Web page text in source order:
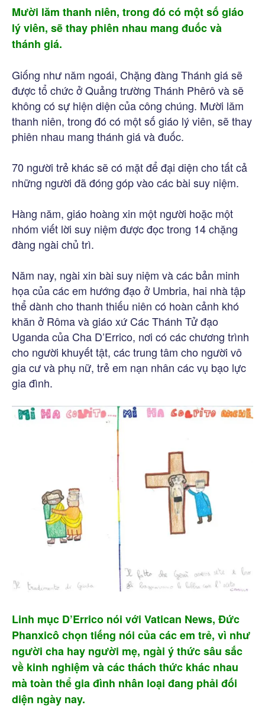
Mười lăm thanh niên, trong đó có một số giáo
lý viên, sẽ thay phiên nhau mang đuốc và
thánh giá.
Giống như năm ngoái, Chặng đàng Thánh giá sẽ
được tổ chức ở Quảng trường Thánh Phêrô và sẽ
không có sự hiện diện của công chúng. Mười lăm
thanh niên, trong đó có một số giáo lý viên, sẽ thay
phiên nhau mang thánh giá và đuốc.
70 người trẻ khác sẽ có mặt để đại diện cho tất cả
những người đã đóng góp vào các bài suy niệm.
Hàng năm, giáo hoàng xin một người hoặc một
nhóm viết lời suy niệm được đọc trong 14 chặng
đàng ngài chủ trì.
Năm nay, ngài xin bài suy niệm và các bản minh
họa của các em hướng đạo ở Umbria, hai nhà tập
thể dành cho thanh thiếu niên có hoàn cảnh khó
khăn ở Rôma và giáo xứ Các Thánh Tử đạo
Uganda của Cha D’Errico, nơi có các chương trình
cho người khuyết tật, các trung tâm cho người vô
gia cư và phụ nữ, trẻ em nạn nhân các vụ bạo lực
gia đình.
Linh mục D’Errico nói với Vatican News, Đức
Phanxicô chọn tiếng nói của các em trẻ, vì như
người cha hay người mẹ, ngài ý thức sâu sắc
về kinh nghiệm và các thách thức khác nhau
mà toàn thể gia đình nhân loại đang phải đối
diện ngày nay.